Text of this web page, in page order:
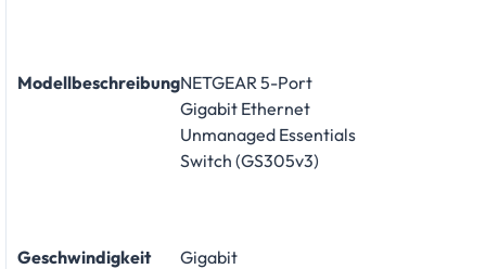
ModellbeschreibungNETGEAR 5-Port
Gigabit Ethernet
Unmanaged Essentials
Switch (GS305v3)
Geschwindigkeit Gigabit